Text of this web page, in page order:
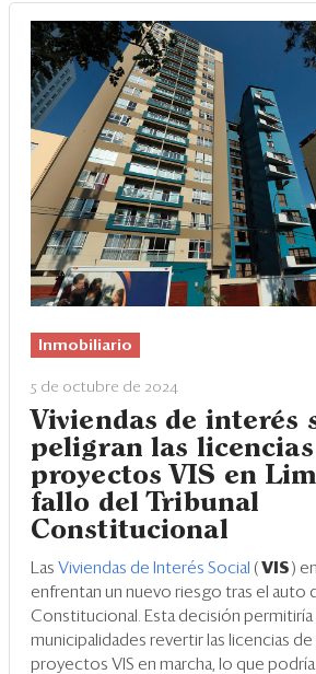
Inmobiliario
5 de octubre de 2024
Viviendas de interés
peligran las licencias
proyectos VIS en
fallo del Tribunal
Constitucional
Las Viviendas de Interés Social ( VIS )
enfrentan un nuevo riesgo tras el auto
Constitucional. Esta decisión permitiría
municipalidades revertir las licencias
proyectos VIS en marcha, lo que